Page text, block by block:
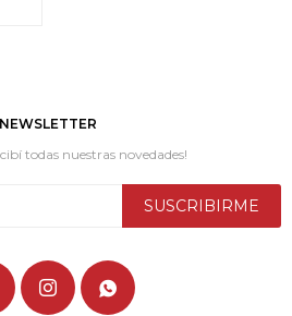
NEWSLETTER
todas nuestras novedades!
SUSCRIBIRME
 